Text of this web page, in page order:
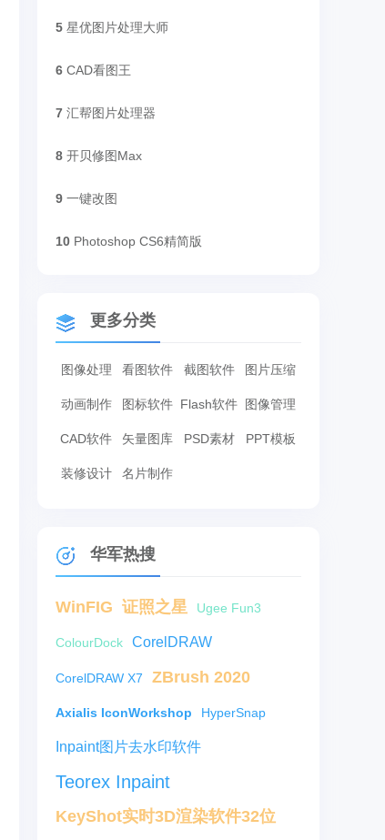
5 星优图片处理大师
6 CAD看图王
7 汇帮图片处理器
8 开贝修图Max
9 一键改图
10 Photoshop CS6精简版
更多分类
图像处理 看图软件 截图软件 图片压缩
动画制作 图标软件 Flash软件 图像管理
CAD软件 矢量图库 PSD素材 PPT模板
装修设计 名片制作
华军热搜
WinFIG 证照之星 Ugee Fun3
ColourDock CorelDRAW
CorelDRAW X7 ZBrush 2020
Axialis IconWorkshop HyperSnap
Inpaint图片去水印软件
Teorex Inpaint
KeyShot实时3D渲染软件32位